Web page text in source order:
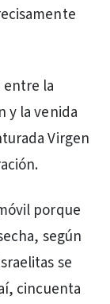
entre la
y la venida
Virgen
porque
según
se
cincuenta